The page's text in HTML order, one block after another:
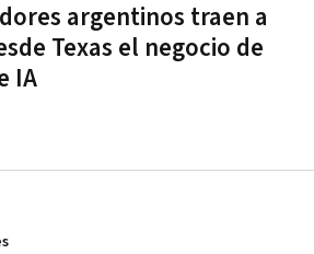
argentinos traen a
Texas el negocio de
IA